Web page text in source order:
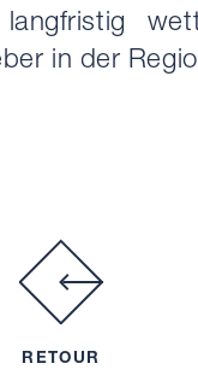
in der
RETOUR